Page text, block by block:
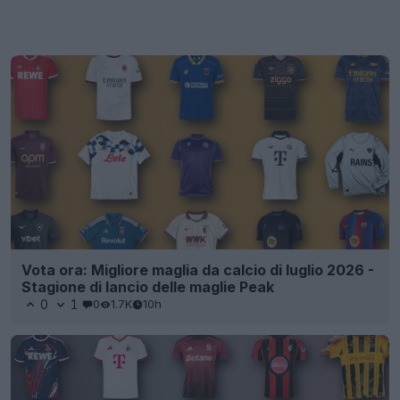
Vota ora: Migliore maglia da calcio di luglio 2026 -
Stagione di lancio delle maglie Peak
0 1 0 1.7K 10h